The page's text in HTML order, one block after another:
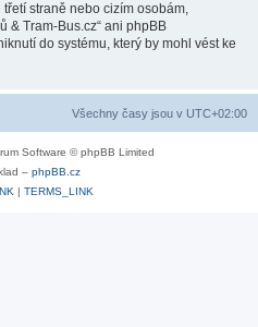
straně nebo cizím osobám,
& Tram-Bus.cz“ ani phpBB
do systému, který by mohl vést ke
Všechny časy jsou v UTC+02:00
Software © phpBB Limited
– phpBB.cz
| TERMS_LINK